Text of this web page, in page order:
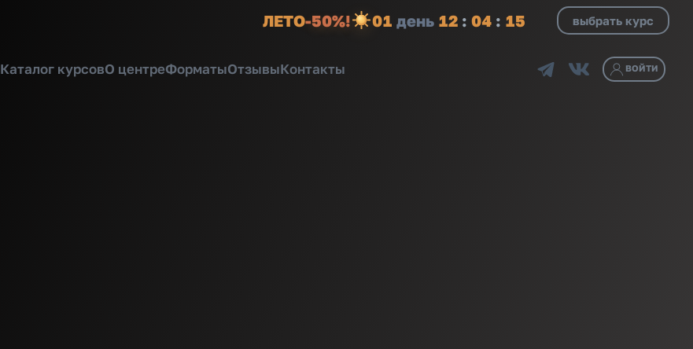
ЛЕТО-50%! 01 день 12 : 04 : 13 выбрать курс
Каталог курсовО центреФорматыОтзывыКонтакты ВОЙТИ